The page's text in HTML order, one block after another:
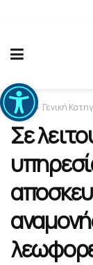
Ανοίξτε τη γραμμή εργαλείων
Home Γενική
Σε